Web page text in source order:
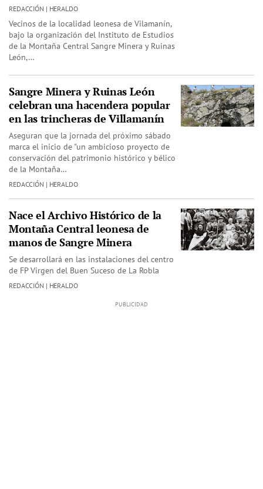
REDACCIÓN | HERALDO
Vecinos de la localidad leonesa de Vilamanín,
bajo la organización del Instituto de Estudios
de la Montaña Central Sangre Minera y Ruinas
León,…
Sangre Minera y Ruinas León
celebran una hacendera popular
en las trincheras de Villamanín
Aseguran que la jornada del próximo sábado
marca el inicio de "un ambicioso proyecto de
conservación del patrimonio histórico y bélico
de la Montaña…
REDACCIÓN | HERALDO
Nace el Archivo Histórico de la
Montaña Central leonesa de
manos de Sangre Minera
Se desarrollará en las instalaciones del centro
de FP Virgen del Buen Suceso de La Robla
REDACCIÓN | HERALDO